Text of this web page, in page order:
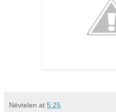
Névtelen at 5:25